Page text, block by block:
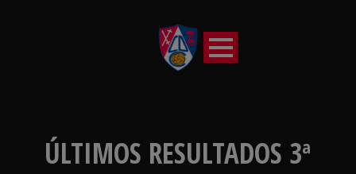
ÚLTIMOS RESULTADOS 3ª